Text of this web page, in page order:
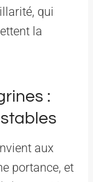
qui
la
:
aux
portance, et